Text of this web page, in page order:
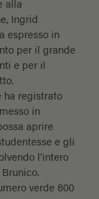
alla
Ingrid
espresso in
per il grande
e per il
ha registrato
in
aprire
e gli
l’intero
verde 800